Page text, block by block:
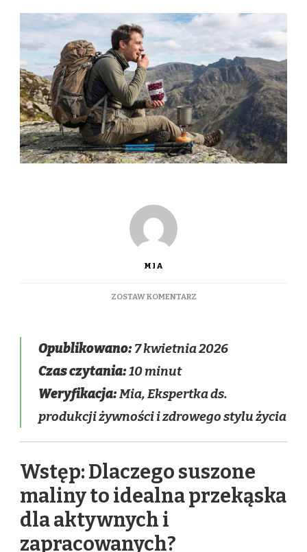
MIA
ZOSTAW KOMENTARZDO
ZASTOSOWANIE
SUSZYĆ
JE
W
DOMU
(PIEKARNIK
SUSZARKA)
Opublikowano:7 kwietnia 2026
Czas czytania:10 minut
Weryfikacja:Mia, Ekspertka ds.
produkcji żywności i zdrowego stylu życia
Wstęp: Dlaczego suszone
maliny to idealna przekąska
dla aktywnych i
zapracowanych?